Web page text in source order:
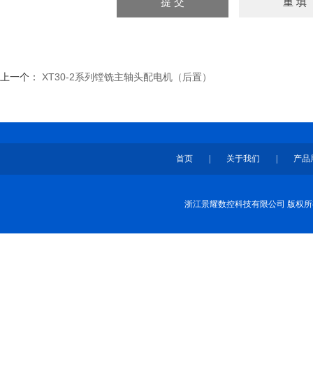
上一个： XT30-2系列镗铣主轴头配电机（后置）
首页 关于我们 产品
浙江景耀数控科技有限公司 版权